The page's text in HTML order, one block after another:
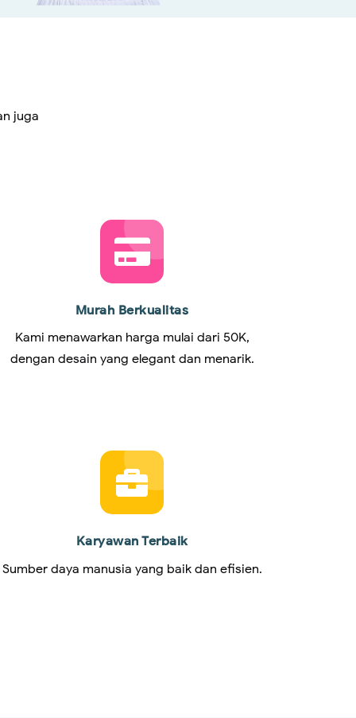
juga
Murah Berkualitas
Kami menawarkan harga mulai dari 50K,
dengan desain yang elegant dan menarik.
Karyawan Terbaik
Sumber daya manusia yang baik dan efisien.